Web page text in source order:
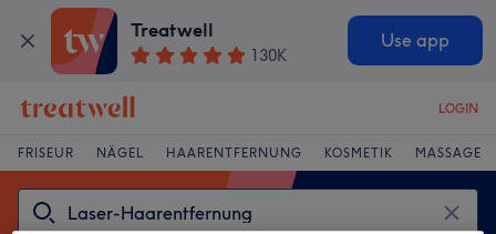
Treatwell
130K
Use app
LOGIN
FRISEUR NÄGEL HAARENTFERNUNG KOSMETIK MASSAGE